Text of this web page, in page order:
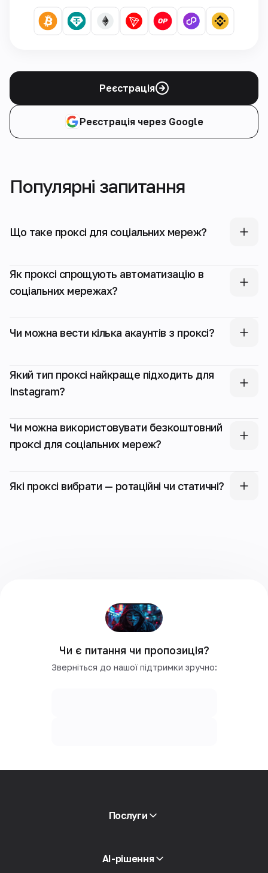
Реєстрація
Реєстрація через Google
Популярні запитання
Що таке проксі для соціальних мереж?
Як проксі спрощують автоматизацію в
соціальних мережах?
Чи можна вести кілька акаунтів з проксі?
Який тип проксі найкраще підходить для
Instagram?
Чи можна використовувати безкоштовний
проксі для соціальних мереж?
Які проксі вибрати — ротаційні чи статичні?
Чи є питання чи пропозиція?
Зверніться до нашої підтримки зручно:
Послуги
Мобільні проксі -сервіси
Резидентні проксі -сервери
AI-рішення